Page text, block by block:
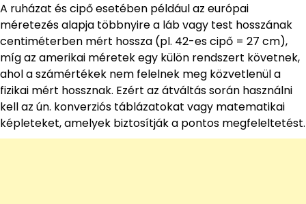
A ruházat és cipő esetében például az európai
méretezés alapja többnyire a láb vagy test hosszának
centiméterben mért hossza (pl. 42-es cipő = 27 cm),
míg az amerikai méretek egy külön rendszert követnek,
ahol a számértékek nem felelnek meg közvetlenül a
fizikai mért hossznak. Ezért az átváltás során használni
kell az ún. konverziós táblázatokat vagy matematikai
képleteket, amelyek biztosítják a pontos megfeleltetést.